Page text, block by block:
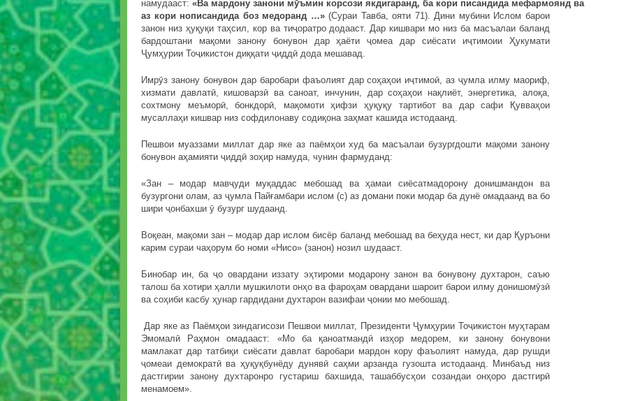
намудааст: «Ва мардону занони мӯъмин корсози якдигаранд, ба кори писандида мефармоянд ва
аз кори нописандида боз медоранд …»(Сураи Тавба, ояти 71). Дини мубини Ислом барои
занон низ ҳуқуқи таҳсил, кор ва тиҷоратро додааст. Дар кишвари мо низ ба масъалаи баланд
бардоштани мақоми занону бонувон дар ҳаёти ҷомеа дар сиёсати иҷтимоии Ҳукумати
Ҷумҳурии Тоҷикистон диққати ҷиддӣ дода мешавад.
Имрӯз занону бонувон дар баробари фаъолият дар соҳаҳои иҷтимоӣ, аз ҷумла илму маориф,
хизмати давлатӣ, кишоварзӣ ва саноат, инчунин, дар соҳаҳои нақлиёт, энергетика, алоқа,
сохтмону меъморӣ, бонкдорӣ, мақомоти ҳифзи ҳуқуқу тартибот ва дар сафи Қувваҳои
мусаллаҳи кишвар низ софдилонаву содиқона заҳмат кашида истодаанд.
Пешвои муаззами миллат дар яке аз паёмҳои худ ба масъалаи бузургдошти мақоми занону
бонувон аҳамияти ҷиддӣ зоҳир намуда, чунин фармуданд:
«Зан – модар мавҷуди муқаддас мебошад ва ҳамаи сиёсатмадорону донишмандон ва
бузургони олам, аз ҷумла Пайғамбари ислом (с) аз домани поки модар ба дунё омадаанд ва бо
шири ҷонбахши ӯ бузург шудаанд.
Воқеан, мақоми зан – модар дар ислом бисёр баланд мебошад ва беҳуда нест, ки дар Қуръони
карим сураи чаҳорум бо номи «Нисо» (занон) нозил шудааст.
Бинобар ин, ба ҷо овардани иззату эҳтироми модарону занон ва бонувону духтарон, саъю
талош ба хотири ҳалли мушкилоти онҳо ва фароҳам овардани шароит барои илму донишомӯзӣ
ва соҳиби касбу ҳунар гардидани духтарон вазифаи ҷонии мо мебошад.
Дар яке аз Паёмҳои зиндагисози Пешвои миллат, Президенти Ҷумҳурии Тоҷикистон муҳтарам
Эмомалӣ Раҳмон омадааст: «Мо ба қаноатмандӣ изҳор медорем, ки занону бонувони
мамлакат дар татбиқи сиёсати давлат баробари мардон кору фаъолият намуда, дар рушди
ҷомеаи демократӣ ва ҳуқуқбунёду дунявӣ саҳми арзанда гузошта истодаанд. Минбаъд низ
дастгирии занону духтаронро густариш бахшида, ташаббусҳои созандаи онҳоро дастгирӣ
менамоем».